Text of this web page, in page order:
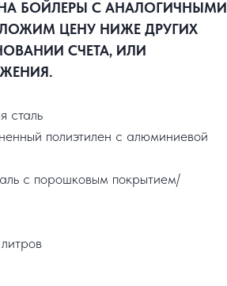
БОЙЛЕРЫ С АНАЛОГИЧНЫМИ
ЦЕНУ НИЖЕ ДРУГИХ
СЧЕТА, ИЛИ
сталь
полиэтилен с алюминиевой
с порошковым покрытием/